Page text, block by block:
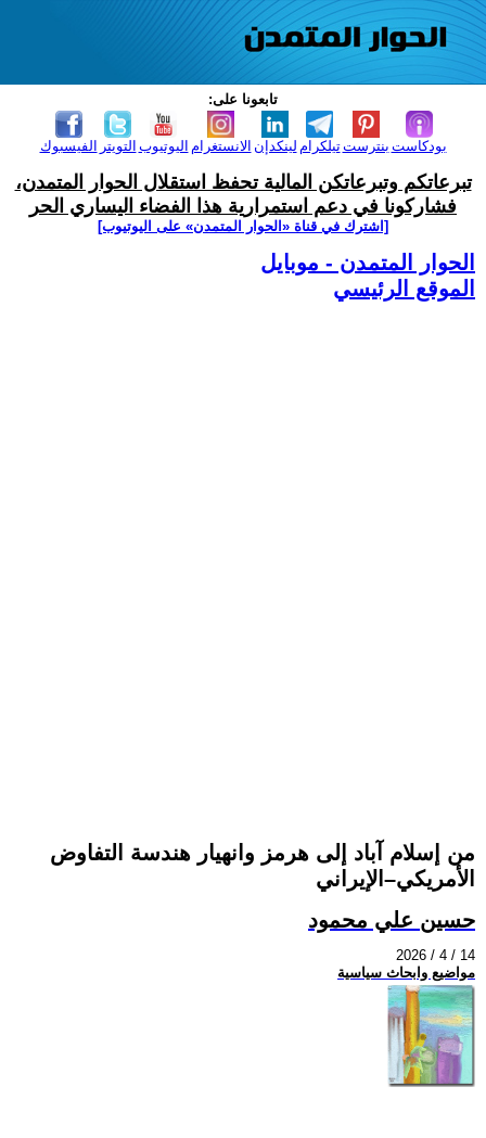
تابعونا على:
الفيسبوك التويتر اليوتيوب الانستغرام لينكدإن تيلكرامبنترست بودكاست
تبرعاتكم وتبرعاتكن المالية تحفظ استقلال الحوار المتمدن،
فشاركونا في دعم استمرارية هذا الفضاء اليساري الحر
[اشترك في قناة ‫«الحوار المتمدن» على اليوتيوب]
الحوار المتمدن - موبايل
الموقع الرئيسي
من إسلام آباد إلى هرمز وانهيار هندسة التفاوض
الأمريكي–الإيراني
حسين علي محمود
2026 / 4 / 14
مواضيع وابحاث سياسية